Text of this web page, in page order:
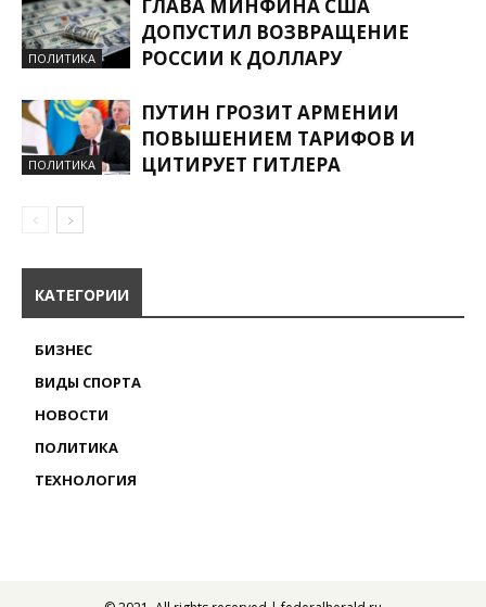
ПОЛИТИКА
ГЛАВА МИНФИНА США
ДОПУСТИЛ ВОЗВРАЩЕНИЕ
РОССИИ К ДОЛЛАРУ
ПОЛИТИКА
ПУТИН ГРОЗИТ АРМЕНИИ
ПОВЫШЕНИЕМ ТАРИФОВ И
ЦИТИРУЕТ ГИТЛЕРА
КАТЕГОРИИ
БИЗНЕС
ВИДЫ СПОРТА
НОВОСТИ
ПОЛИТИКА
ТЕХНОЛОГИЯ